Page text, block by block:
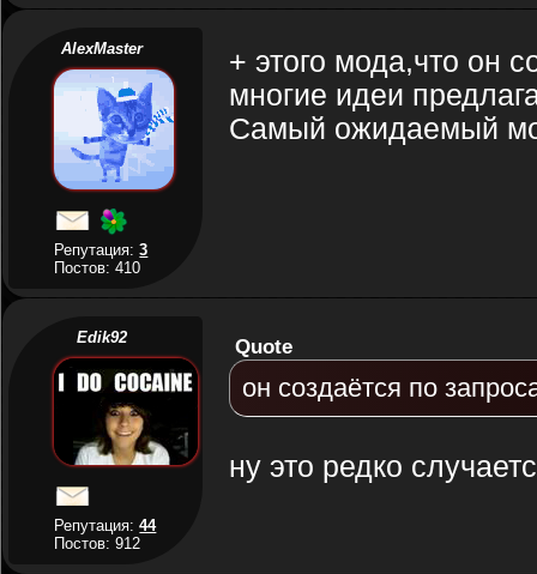
AlexMaster
Репутация:3
Постов: 410
+ этого мода,что он
многие идеи
Самый ожидаемый
Edik92
Репутация:44
Постов: 912
Quote
он создаётся по
ну это редко